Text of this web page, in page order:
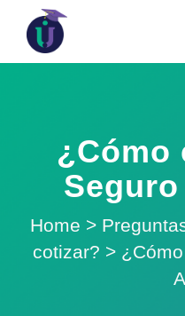
¿Cómo
Home >
cotizar? >